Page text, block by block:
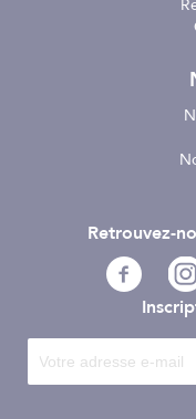
Retrouvez-